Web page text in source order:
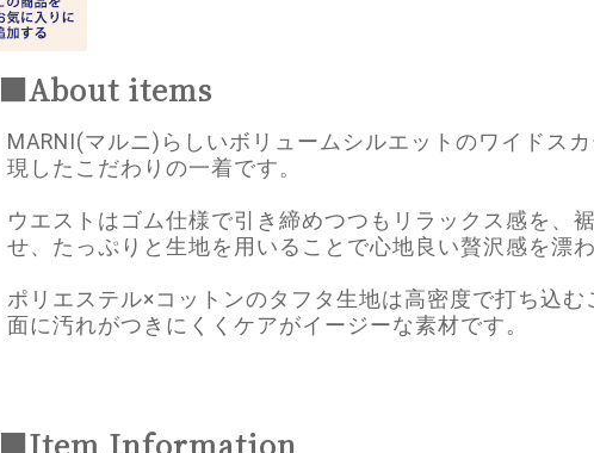
■About items
MARNI(マルニ)らしいボリュームシルエットのワイドス
現したこだわりの一着です。
ウエストはゴム仕様で引き締めつつもリラックス感を、
せ、たっぷりと生地を用いることで心地良い贅沢感を漂
ポリエステル×コットンのタフタ生地は高密度で打ち込
面に汚れがつきにくくケアがイージーな素材です。
■Item Information